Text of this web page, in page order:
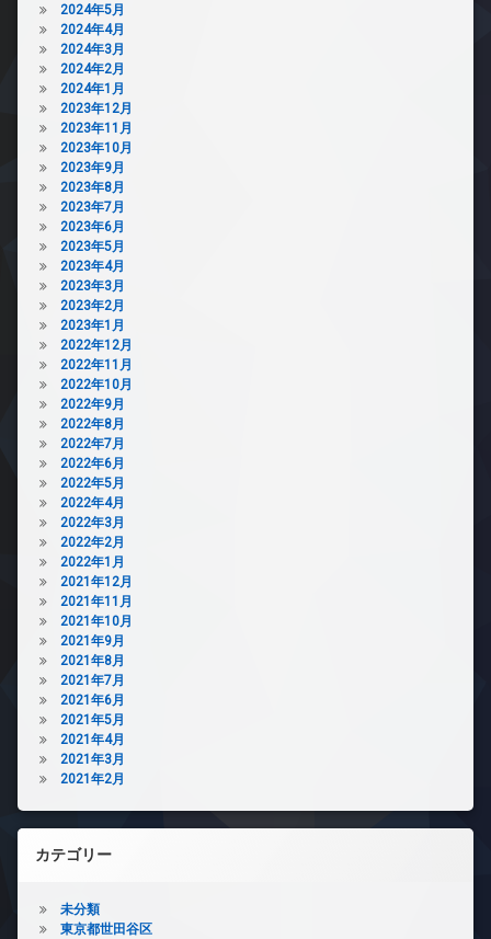
2024年5月
2024年4月
2024年3月
2024年2月
2024年1月
2023年12月
2023年11月
2023年10月
2023年9月
2023年8月
2023年7月
2023年6月
2023年5月
2023年4月
2023年3月
2023年2月
2023年1月
2022年12月
2022年11月
2022年10月
2022年9月
2022年8月
2022年7月
2022年6月
2022年5月
2022年4月
2022年3月
2022年2月
2022年1月
2021年12月
2021年11月
2021年10月
2021年9月
2021年8月
2021年7月
2021年6月
2021年5月
2021年4月
2021年3月
2021年2月
カテゴリー
未分類
東京都世田谷区